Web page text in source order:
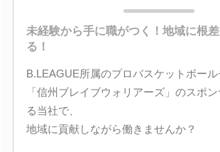
未経験から手に職がつく！地域に根
る！
B.LEAGUE所属のプロバスケットボール
「信州ブレイブウォリアーズ」のスポ
る当社で、
地域に貢献しながら働きませんか？